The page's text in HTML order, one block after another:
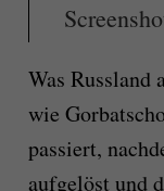
Was Russland
wie
passiert,
aufgelöst und